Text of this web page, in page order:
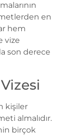
en
hem
vize
son derece
kişiler
almalıdır.
birçok